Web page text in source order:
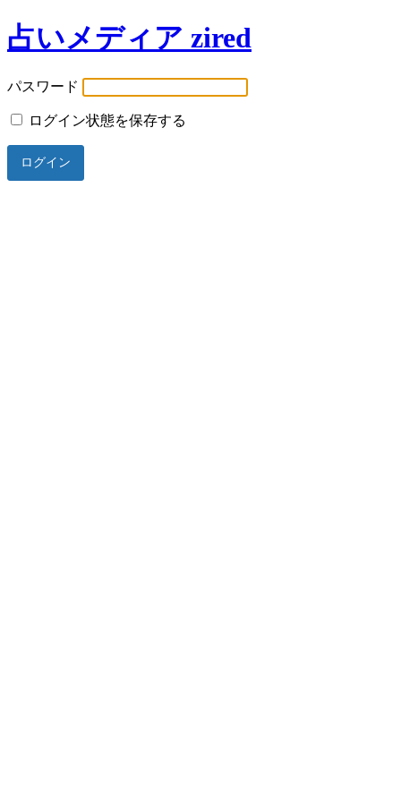
占いメディア zired
パスワード
ログイン状態を保存する